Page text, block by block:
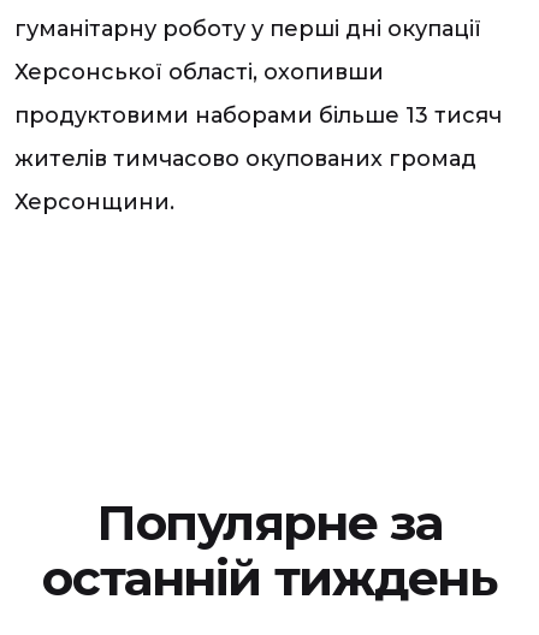
гуманітарну роботу у перші дні окупації
Херсонської області, охопивши
продуктовими наборами більше 13 тисяч
жителів тимчасово окупованих громад
Херсонщини.
Популярне за
останній тиждень